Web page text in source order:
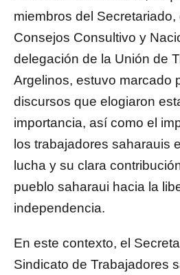
miembros del
Consejos Consultivo y
delegación de la Unión de
Argelinos, estuvo marcado
discursos que elogiaron
importancia, así como el
los trabajadores saharauis
lucha y su clara
pueblo saharaui hacia la
independencia.
En este contexto, el
Sindicato de Trabajadores